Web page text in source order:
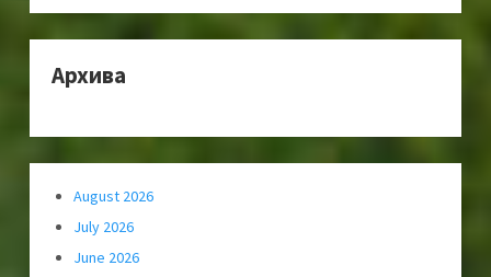
Архива
August 2026
July 2026
June 2026